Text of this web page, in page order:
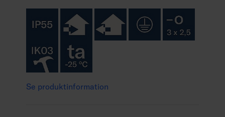
Se produktinformation